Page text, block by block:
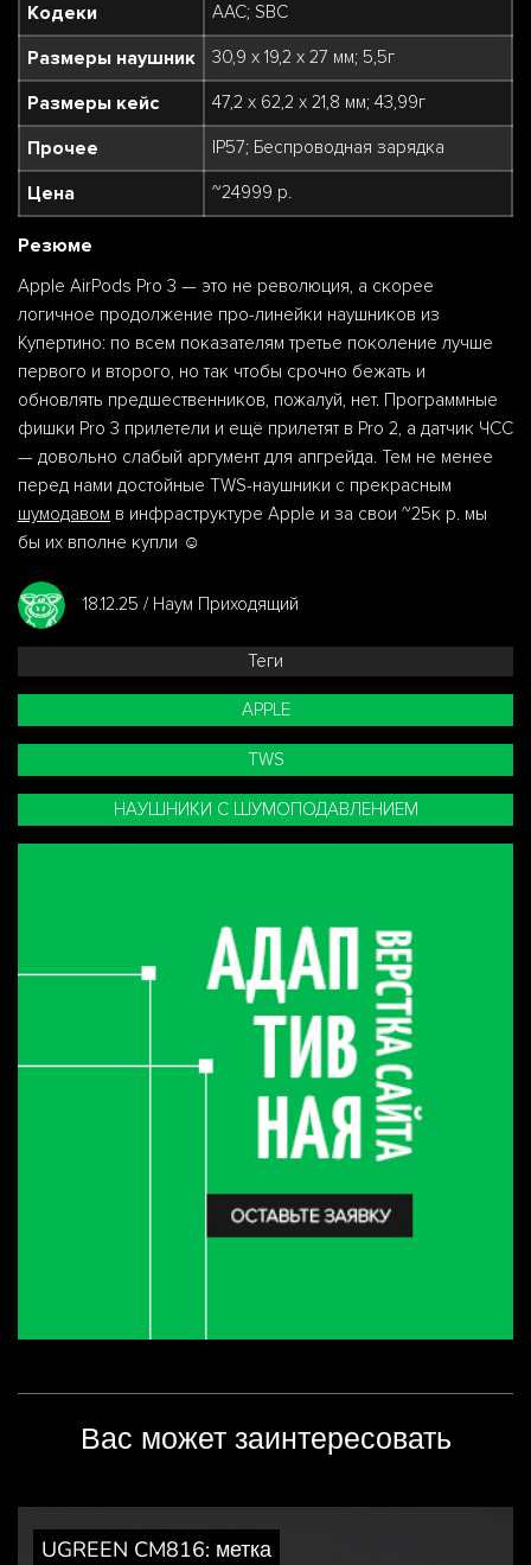
18.12.25 / Наум Приходящий
Теги
APPLE
TWS
НАУШНИКИ С ШУМОПОДАВЛЕНИЕМ
Кодеки AAC; SBC
Размеры наушник 30,9 х 19,2 х 27 мм; 5,5г
Размеры кейс 47,2 х 62,2 х 21,8 мм; 43,99г
Прочее IP57; Беспроводная зарядка
Цена ~24999 р.
Резюме
Apple AirPods Pro 3 — это не революция, а скорее
логичное продолжение про-линейки наушников из
Купертино: по всем показателям третье поколение лучше
первого и второго, но так чтобы срочно бежать и
обновлять предшественников, пожалуй, нет. Программные
фишки Pro 3 прилетели и ещё прилетят в Pro 2, а датчик ЧСС
— довольно слабый аргумент для апгрейда. Тем не менее
перед нами достойные TWS-наушники с прекрасным
шумодавом в инфраструктуре Apple и за свои ~25к р. мы
бы их вполне купли ☺️
Вас может заинтересовать
UGREEN CM816: метка